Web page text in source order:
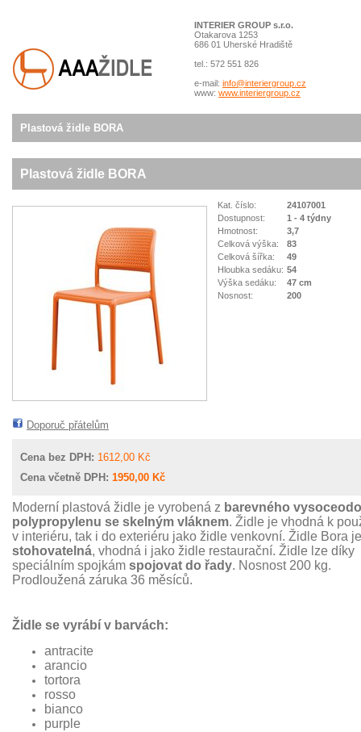
INTERIER GROUP s.r.o.
Otakarova 1253
686 01 Uherské Hradiště
tel.: 572 551 826
e-mail: info@interiergroup.cz
www: www.interiergroup.cz
Plastová židle BORA
Plastová židle BORA
Kat. číslo:
24107001
Dostupnost:
1 - 4 týdny
Hmotnost:
3,7
Celková výška:
83
Celková šířka:
49
Hloubka sedáku: 54
Výška sedáku:
47 cm
Nosnost:
200
Doporuč přátelům
Cena bez DPH: 1612,00 Kč
Cena včetně DPH: 1950,00 Kč
Moderní plastová židle je vyrobená z barevného
polypropylenu se skelným vláknem. Židle je vhodná k
v interiéru, tak i do exteriéru jako židle venkovní. Židle Bora je
stohovatelná, vhodná i jako židle restaurační. Židle lze díky
speciálním spojkám spojovat do řady. Nosnost 200 kg.
Prodloužená záruka 36 měsíců.
Židle se vyrábí v barvách:
antracite
arancio
tortora
rosso
bianco
purple